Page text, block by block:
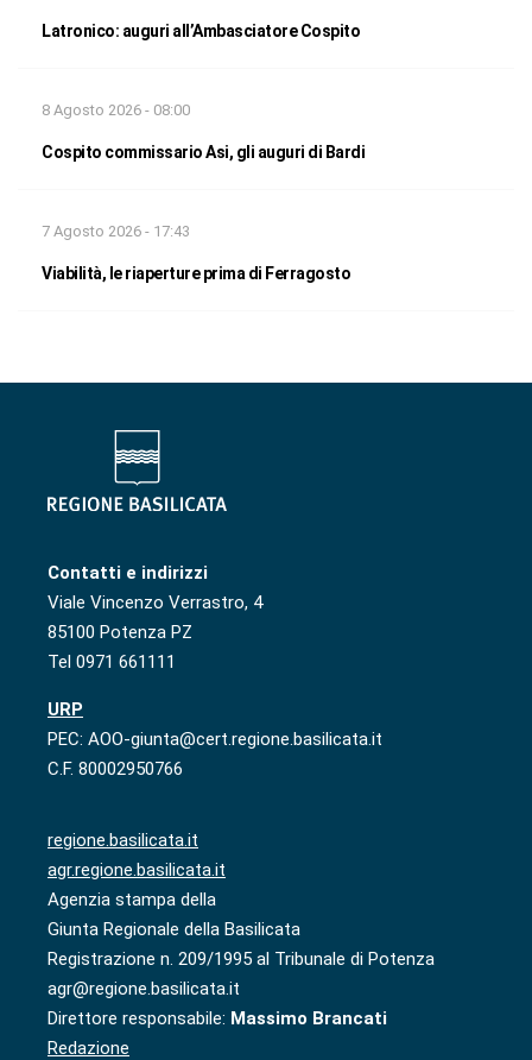
Latronico: auguri all’Ambasciatore Cospito
8 Agosto 2026 - 08:00
Cospito commissario Asi, gli auguri di Bardi
7 Agosto 2026 - 17:43
Viabilità, le riaperture prima di Ferragosto
Contatti e indirizzi
Viale Vincenzo Verrastro, 4
85100 Potenza PZ
Tel 0971 661111
URP
PEC: AOO-giunta@cert.regione.basilicata.it
C.F. 80002950766
regione.basilicata.it
agr.regione.basilicata.it
Agenzia stampa della
Giunta Regionale della Basilicata
Registrazione n. 209/1995 al Tribunale di Potenza
agr@regione.basilicata.it
Direttore responsabile: Massimo Brancati
Redazione